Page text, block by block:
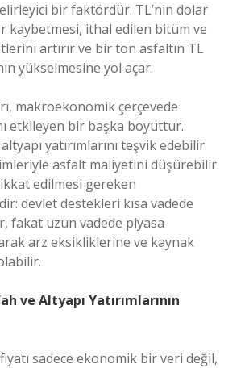
bir faktördür. TL’nin dolar
kaybetmesi, ithal edilen bitüm ve
artırır ve bir ton asfaltın TL
yükselmesine yol açar.
makroekonomik çerçevede
etkileyen bir başka boyuttur.
yatırımlarını teşvik edebilir
asfalt maliyetini düşürebilir.
edilmesi gereken
dir: devlet destekleri kısa vadede
fakat uzun vadede piyasa
arz eksikliklerine ve kaynak
ve Altyapı Yatırımlarının
sadece ekonomik bir veri değil,